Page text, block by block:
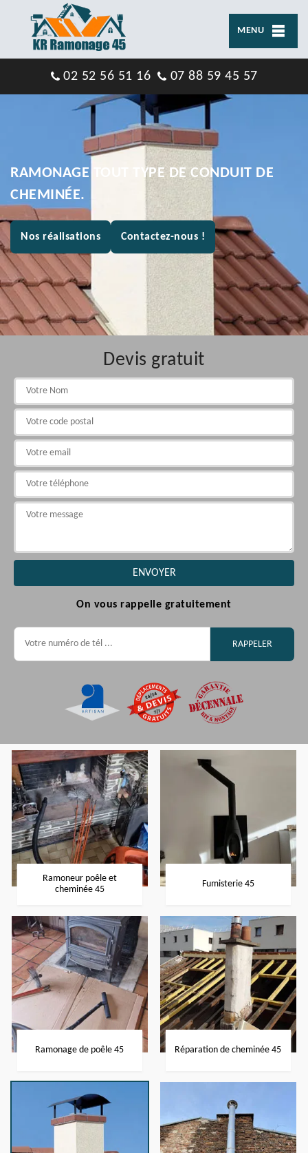
MENU
02 52 56 51 16 07 88 59 45 57
RAMONAGE TOUT TYPE DE CONDUIT DE
CHEMINÉE.
Nos réalisations Contactez-nous !
Devis gratuit
On vous rappelle gratuitement
Ramoneur poêle et
cheminée 45
Fumisterie 45
Ramonage de poêle 45 Réparation de cheminée 45